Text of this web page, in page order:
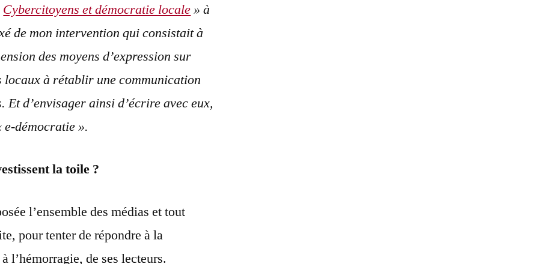
Cybercitoyens et démocratie locale» à
de mon intervention qui consistait à
des moyens d’expression sur
à rétablir une communication
d’envisager ainsi d’écrire avec eux,
e-démocratie ».
la toile ?
l’ensemble des médias et tout
pour tenter de répondre à la
l’hémorragie, de ses lecteurs.